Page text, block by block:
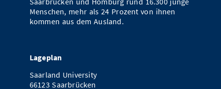
Saarbrücken und Homburg rund 16.300 junge
Menschen, mehr als 24 Prozent von ihnen
kommen aus dem Ausland.
Lageplan
Saarland University
66123 Saarbrücken